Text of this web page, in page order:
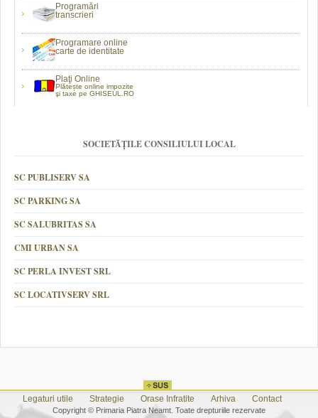
Programări
transcrieri
Programare online
carte de identitate
Plaţi Online
Plătește online impozite
şi taxe pe GHISEUL.RO
SOCIETĂȚILE CONSILIULUI LOCAL
SC PUBLISERV SA
SC PARKING SA
SC SALUBRITAS SA
CMI URBAN SA
SC PERLA INVEST SRL
SC LOCATIVSERV SRL
Legaturi utile Strategie Orase Infratite Arhiva Contact
Copyright © Primaria Piatra Neamt. Toate drepturiile rezervate